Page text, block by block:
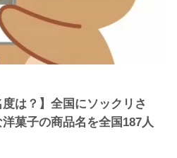
は？】全国にソックリさ
菓子の商品名を全国187人